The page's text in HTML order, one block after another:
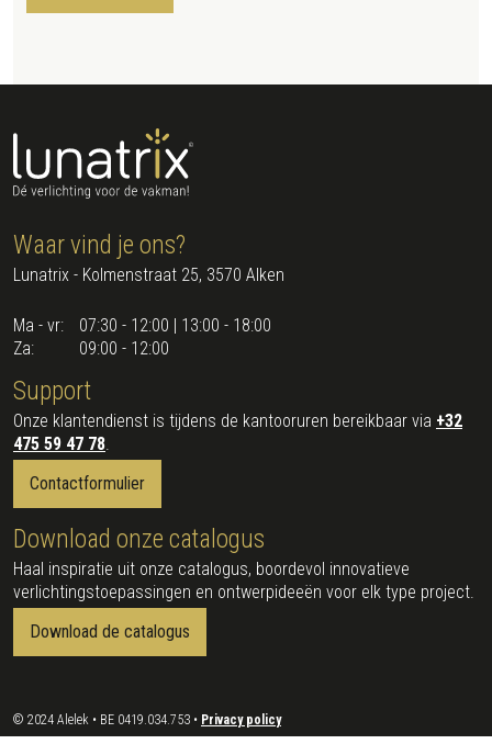
Waar vind je ons?
Lunatrix - Kolmenstraat 25, 3570 Alken
Ma - vr:
07:30 - 12:00 | 13:00 - 18:00
Za:
09:00 - 12:00
Support
Onze klantendienst is tijdens de kantooruren bereikbaar via +32
475 59 47 78.
Contactformulier
Download onze catalogus
Haal inspiratie uit onze catalogus, boordevol innovatieve
verlichtingstoepassingen en ontwerpideeën voor elk type project.
Download de catalogus
© 2024 Alelek • BE 0419.034.753 • Privacy policy